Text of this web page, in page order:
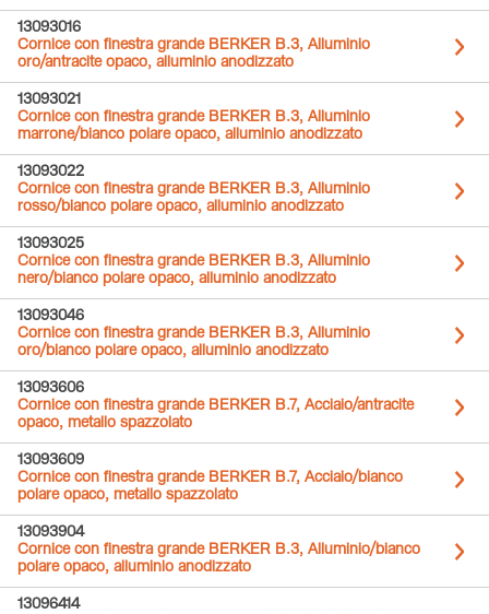
13093016
Cornice con finestra grande BERKER B.3, Alluminio
oro/antracite opaco, alluminio anodizzato
13093021
Cornice con finestra grande BERKER B.3, Alluminio
marrone/bianco polare opaco, alluminio anodizzato
13093022
Cornice con finestra grande BERKER B.3, Alluminio
rosso/bianco polare opaco, alluminio anodizzato
13093025
Cornice con finestra grande BERKER B.3, Alluminio
nero/bianco polare opaco, alluminio anodizzato
13093046
Cornice con finestra grande BERKER B.3, Alluminio
oro/bianco polare opaco, alluminio anodizzato
13093606
Cornice con finestra grande BERKER B.7, Acciaio/antracite
opaco, metallo spazzolato
13093609
Cornice con finestra grande BERKER B.7, Acciaio/bianco
polare opaco, metallo spazzolato
13093904
Cornice con finestra grande BERKER B.3, Alluminio/bianco
polare opaco, alluminio anodizzato
13096414